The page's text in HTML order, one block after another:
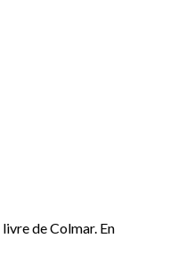
de Colmar. En